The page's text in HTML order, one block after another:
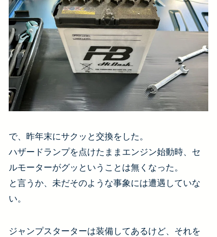
で、昨年末にサクッと交換をした。
ハザードランプを点けたままエンジン始動時、セ
ルモーターがグッということは無くなった。
と言うか、未だそのような事象には遭遇していな
い。
ジャンプスターターは装備してあるけど、それを